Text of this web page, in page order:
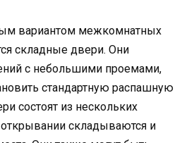
вариантом межкомнатных
складные двери. Они
с небольшими проемами,
стандартную распашную
состоят из нескольких
складываются и